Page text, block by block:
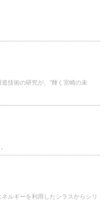
技術の研究が、”輝く宮崎の未
ルギーを利用したシラスからシリ